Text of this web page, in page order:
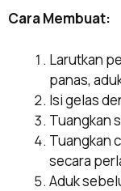
Cara Membuat:
Larutkan
panas,
Isi gelas
Tuangkan
Tuangkan
secara
Aduk